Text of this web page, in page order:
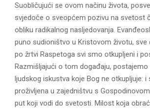
Suobličujući se ovom načinu života,
svjedoče o sveopćem pozivu na svetost
obliku radikalnog nasljedovanja.
puno sudioništvo u Kristovom životu, sve
po žrtvi Raspetoga svi smo otkupljeni i
Razmišljajući o tom događaju, postajemo
ljudskog iskustva koje Bog ne otkupljuje: i
proživljena u zajedništvu s
put koji vodi do svetosti. Milost koja